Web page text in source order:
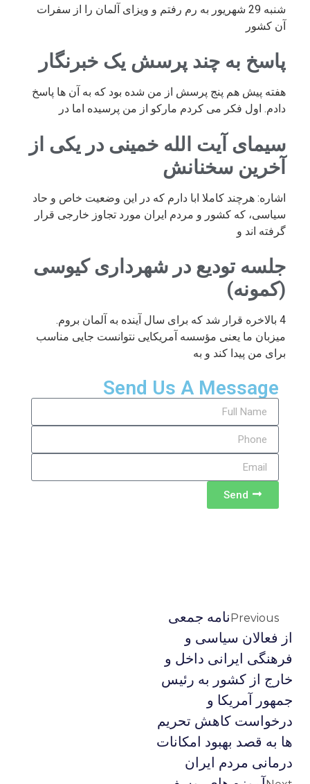
شنبه 29 شهریور به رم رفتم و ویزای آلمان را از سفرات
آن کشور
پاسخ به چند پرسش یک خبرنگار
هفته پیش هم پنج پرسش از من شده بود که به آن ها پاسخ
دادم. اول فکر می کردم مارکو از من پرسیده اما در
سیمای آیت الله خمینی در یکی از
آخرین سخنانش
اشاره: هرچند کاملا ابا دارم که در این وضعیت خاص و حاد
سیاسی، که کشور و مردم ایران مورد تجاوز خارجی قرار
گرفته اند و
جلسه تودیع در شهرداری کیوسی
(کمونه)
4 بالاخره قرار شد که برای سال آینده به آلمان بروم.
میزبان ما یعنی مؤسسه آمریکایی نتوانست جایی مناسب
برای من پیدا کند و به
Send Us A Message
Send
Previous نامه جمعی
از فعالان سیاسی و
فرهنگی ایرانی داخل و
خارج از کشور به رئیس
جمهور آمریکا و
درخواست کاهش تحریم
ها به قصد بهبود امکانات
درمانی مردم ایران